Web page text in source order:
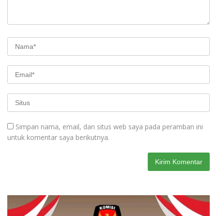
Simpan nama, email, dan situs web saya pada peramban ini
untuk komentar saya berikutnya.